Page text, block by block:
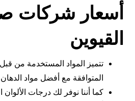
أسعار شركات
القيوين
تتميز المواد المستخدمة من قبل
المتوافقة مع أفضل مواد
كما أننا نوفر لك درجات الألوان